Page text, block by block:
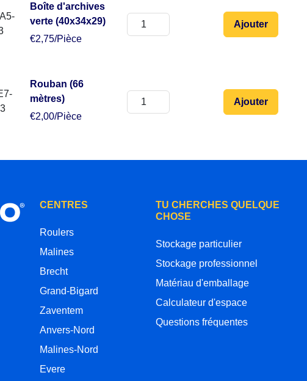
Boîte d'archives
verte (40x34x29)
€2,75/Pièce
Ajouter
Rouban (66
mètres)
€2,00/Pièce
Ajouter
CENTRES
Roulers
Malines
Brecht
Grand-Bigard
Zaventem
Anvers-Nord
Malines-Nord
Evere
TU CHERCHES QUELQUE
CHOSE
Stockage particulier
Stockage professionnel
Matériau d'emballage
Calculateur d'espace
Questions fréquentes